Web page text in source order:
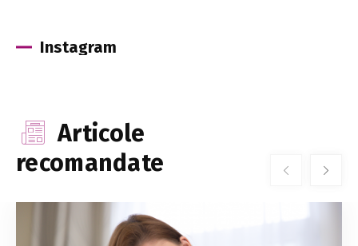
Instagram
Articole
recomandate